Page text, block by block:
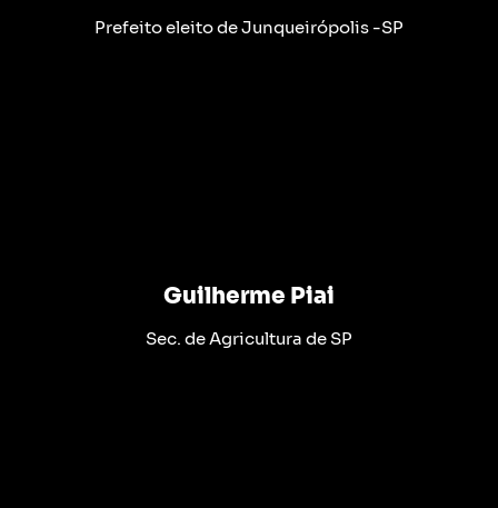
Prefeito eleito de Junqueirópolis -SP
Guilherme Piai
Sec. de Agricultura de SP